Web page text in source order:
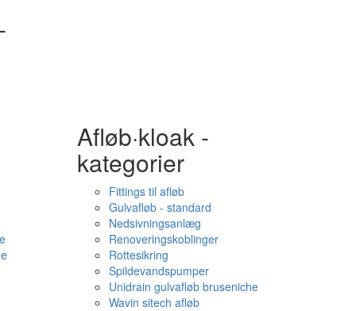
Afløb·kloak -
kategorier
Fittings til afløb
Gulvafløb - standard
Nedsivningsanlæg
Renoveringskoblinger
Rottesikring
Spildevandspumper
Unidrain gulvafløb bruseniche
Wavin sitech afløb